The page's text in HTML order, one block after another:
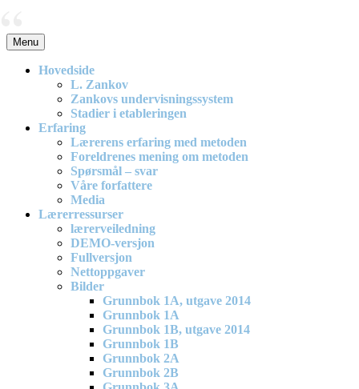
content
En effektiv og spennende modell for matematikkundervisning i
barneskolen
Menu
Hovedside
L. Zankov
Zankovs undervisningssystem
Stadier i etableringen
Erfaring
Lærerens erfaring med metoden
Foreldrenes mening om metoden
Spørsmål – svar
Våre forfattere
Media
Lærerressurser
lærerveiledning
DEMO-versjon
Fullversjon
Nettoppgaver
Bilder
Grunnbok 1A, utgave 2014
Grunnbok 1A
Grunnbok 1B, utgave 2014
Grunnbok 1B
Grunnbok 2A
Grunnbok 2B